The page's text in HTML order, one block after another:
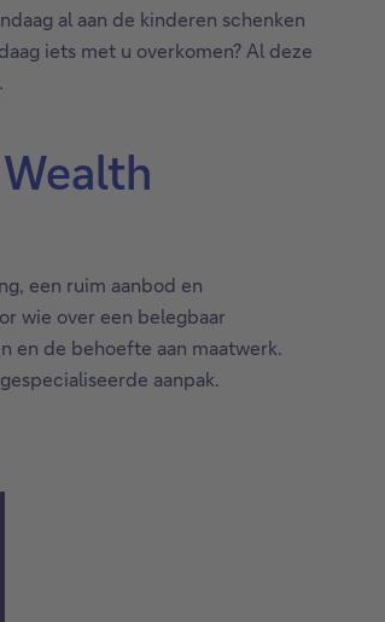
al aan de kinderen schenken
iets met u overkomen? Al deze
een ruim aanbod en
wie over een belegbaar
en de behoefte aan maatwerk.
aanpak.